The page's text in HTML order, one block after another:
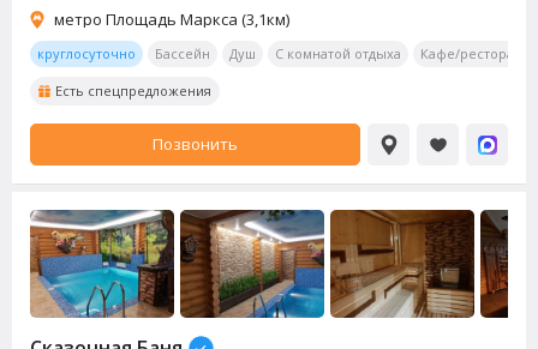
метро Площадь Маркса (3,1км)
круглосуточно Бассейн Душ С комнатой отдыха Кафе/ресторан
Есть спецпредложения
Позвонить